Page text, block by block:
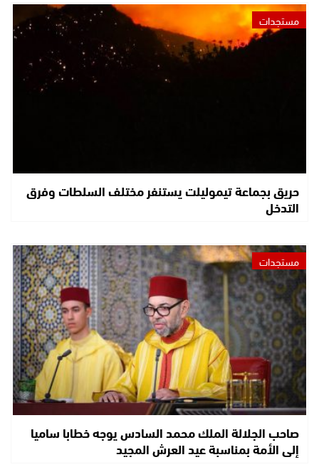
مستجدات
حريق بجماعة تيموليلت يستنفر مختلف السلطات وفرق
التدخل
مستجدات
صاحب الجلالة الملك محمد السادس يوجه خطابا ساميا
إلى الأمة بمناسبة عيد العرش المجيد